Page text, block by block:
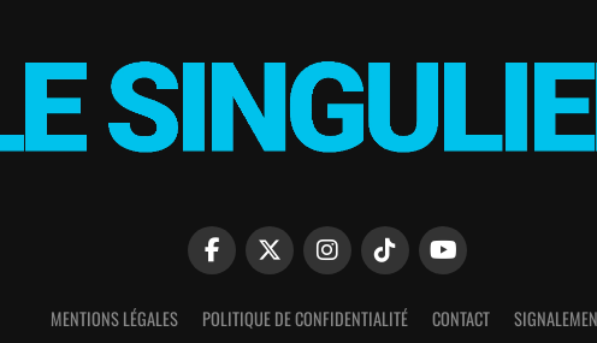
MENTIONS LÉGALES POLITIQUE DE CONFIDENTIALITÉ CONTACT